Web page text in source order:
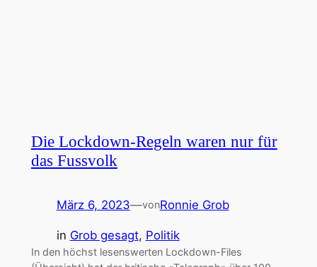
Die Lockdown-Regeln waren nur für
das Fussvolk
März 6, 2023—vonRonnie Grob
in Grob gesagt, Politik
In den höchst lesenswerten Lockdown-Files